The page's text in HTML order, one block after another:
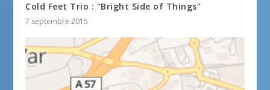
Cold Feet Trio : "Bright Side of Things"
7 septembre 2015